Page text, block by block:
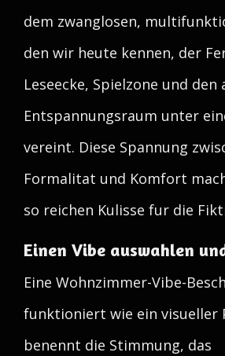
dem zwanglosen,
den wir heute kennen, der
Leseecke, Spielzone und den
Entspannungsraum unter
vereint. Diese Spannung
Formalitat und Komfort
so reichen Kulisse fur die
Einen Vibe auswahlen
Eine Wohnzimmer-Vibe-
funktioniert wie ein visueller
benennt die Stimmung, das